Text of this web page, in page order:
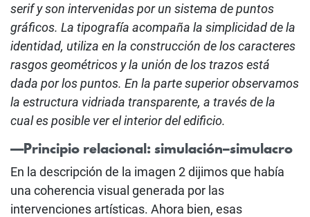
serif y son intervenidas por un sistema de puntos
gráficos. La tipografía acompaña la simplicidad de la
identidad, utiliza en la construcción de los caracteres
rasgos geométricos y la unión de los trazos está
dada por los puntos. En la parte superior observamos
la estructura vidriada transparente, a través de la
cual es posible ver el interior del edificio.
—Principio relacional: simulación–simulacro
En la descripción de la imagen 2 dijimos que había
una coherencia visual generada por las
intervenciones artísticas. Ahora bien, esas